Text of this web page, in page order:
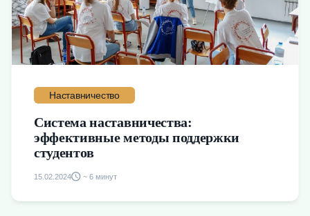
Наставничество
Система наставничества:
эффективные методы поддержки
студентов
15.02.2024 ~ 6 минут